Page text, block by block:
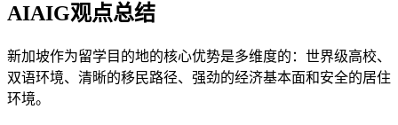
AIAIG观点总结
新加坡作为留学目的地的核心优势是多维度的：世界级高校、
双语环境、清晰的移民路径、强劲的经济基本面和安全的居住
环境。